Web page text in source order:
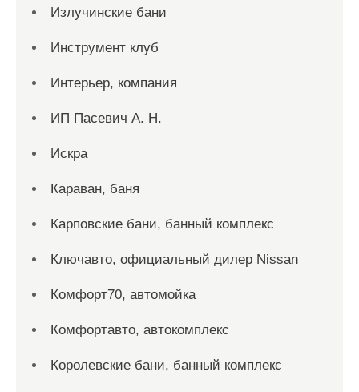
Излучинские бани
Инструмент клуб
Интерьер, компания
ИП Пасевич А. Н.
Искра
Караван, баня
Карповские бани, банный комплекс
Ключавто, официальный дилер Nissan
Комфорт70, автомойка
Комфортавто, автокомплекс
Королевские бани, банный комплекс